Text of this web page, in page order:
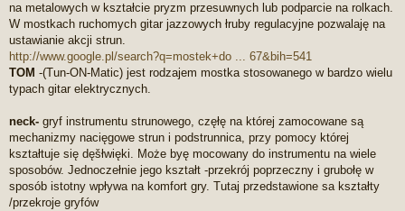
na metalowych w kształcie pryzm przesuwnych lub podparcie na rolkach.
W mostkach ruchomych gitar jazzowych łruby regulacyjne pozwalaję na
ustawianie akcji strun.
http://www.google.pl/search?q=mostek+do ... 67&bih=541
TOM -(Tun-ON-Matic) jest rodzajem mostka stosowanego w bardzo wielu
typach gitar elektrycznych.
neck- gryf instrumentu strunowego, częłę na której zamocowane są
mechanizmy nacięgowe strun i podstrunnica, przy pomocy której
kształtuje się dęšłwięki. Może byę mocowany do instrumentu na wiele
sposobów. Jednoczełnie jego kształt -przekrój poprzeczny i grubołę w
sposób istotny wpływa na komfort gry. Tutaj przedstawione sa kształty
/przekroje gryfów